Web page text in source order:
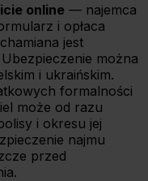
online — najemca
i opłaca
jest
można
i ukraińskim.
formalności
może od razu
i okresu jej
najmu
przed